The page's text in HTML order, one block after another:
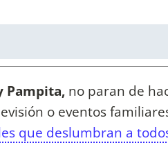
Pampita, no paran de
o eventos
que deslumbran a